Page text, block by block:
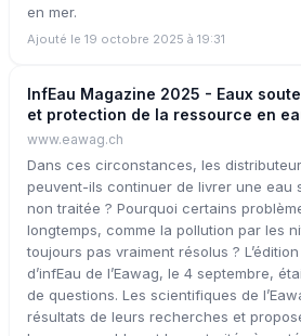
en mer.
Ajouté le 19 octobre 2025 à 19:31
InfEau Magazine 2025 - Eaux
et protection de la ressource en
www.eawag.ch
Dans ces circonstances, les
peuvent-ils continuer de livrer une eau
non traitée ? Pourquoi certains
longtemps, comme la pollution par les
toujours pas vraiment résolus ?
d’infEau de l’Eawag, le 4 septembre,
de questions. Les scientifiques de
résultats de leurs recherches et